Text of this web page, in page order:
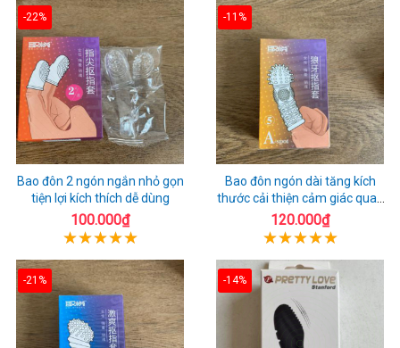
-22%
Bao đôn 2 ngón ngắn nhỏ gọn
tiện lợi kích thích dễ dùng
100.000₫
-11%
Bao đôn ngón dài tăng kích
thước cải thiện cảm giác quan
hệ
120.000₫
-21% -14%